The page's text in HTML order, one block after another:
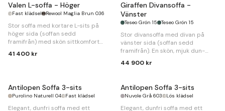
Valen L-soffa - Höger
Fast klädsel Rewool Maglia Brun 036
Stor soffa med kortare L-sits på
höger sida (soffan sedd
framifrån) med skön sittkomfort
41 400 kr
Giraffen Divansoffa -
Vänster
Teseo Grön 15 Teseo Grön 15
Stor divansoffa med divan på
vänster sida (soffan sedd
framifrån). En skön, mjuk dun-
44 900 kr
Antilopen Soffa 3-sits
Purolino Naturell 04 Fast klädsel
Elegant, dunfri soffa med ett
Antilopen Soffa 3-sits
Nuvole Grå 603 Lös klädsel
Elegant, dunfri soffa med ett